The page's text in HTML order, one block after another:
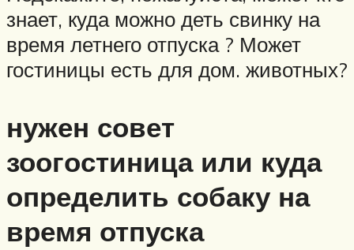
знает, куда можно деть свинку на
время летнего отпуска ? Может
гостиницы есть для дом. животных?
нужен совет
зоогостиница или куда
определить собаку на
время отпуска